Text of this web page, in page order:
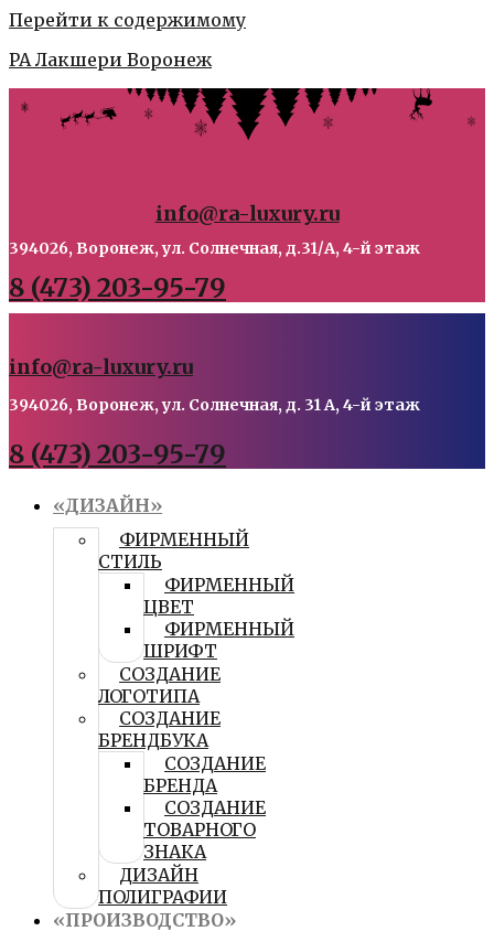
Перейти к содержимому
РА Лакшери Воронеж
info@ra-luxury.ru
394026, Воронеж, ул. Солнечная, д.31/А, 4-й этаж
8 (473) 203-95-79
info@ra-luxury.ru
394026, Воронеж, ул. Солнечная, д. 31 А, 4-й этаж
8 (473) 203-95-79
«ДИЗАЙН»
ФИРМЕННЫЙ
СТИЛЬ
ФИРМЕННЫЙ
ЦВЕТ
ФИРМЕННЫЙ
ШРИФТ
СОЗДАНИЕ
ЛОГОТИПА
СОЗДАНИЕ
БРЕНДБУКА
СОЗДАНИЕ
БРЕНДА
СОЗДАНИЕ
ТОВАРНОГО
ЗНАКА
ДИЗАЙН
ПОЛИГРАФИИ
«ПРОИЗВОДСТВО»